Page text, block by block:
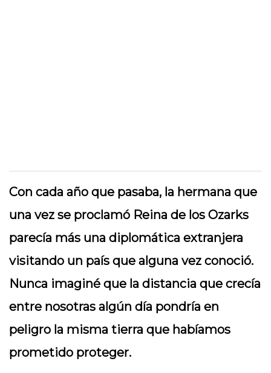
Con cada año que pasaba, la hermana que
una vez se proclamó Reina de los Ozarks
parecía más una diplomática extranjera
visitando un país que alguna vez conoció.
Nunca imaginé que la distancia que crecía
entre nosotras algún día pondría en
peligro la misma tierra que habíamos
prometido proteger.